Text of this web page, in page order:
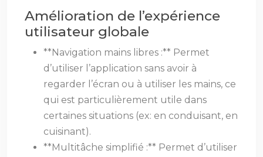
Amélioration de l’expérience
utilisateur globale
**Navigation mains libres :** Permet
d’utiliser l’application sans avoir à
regarder l’écran ou à utiliser les mains, ce
qui est particulièrement utile dans
certaines situations (ex: en conduisant, en
cuisinant).
**Multitâche simplifié :** Permet d’utiliser